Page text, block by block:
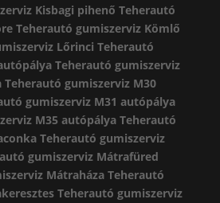
Kisbagi pihenő Teherautó
Teherautó gumiszerviz Kömlő
Lőrinci Teherautó
Teherautó gumiszerviz
Teherautó gumiszerviz M30
gumiszerviz M31 autópálya
M35 autópálya Teherautó
Teherautó gumiszerviz
gumiszerviz Mátrafüred
Mátraháza Teherautó
Teherautó gumiszerviz